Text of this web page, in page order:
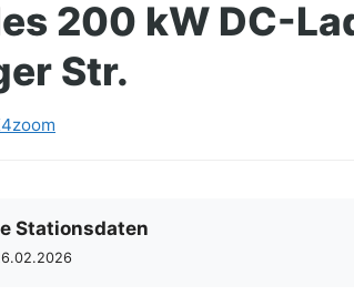
200 kW DC-
Str.
Stationsdaten